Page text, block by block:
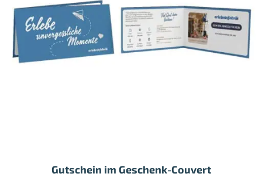
Gutschein im Geschenk-Couvert